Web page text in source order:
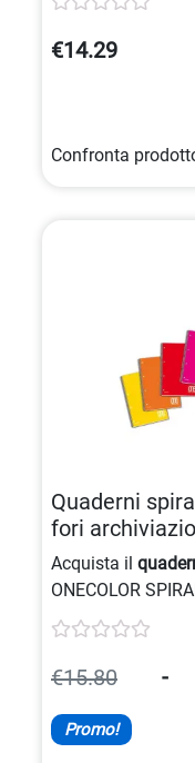
€14.29
Confronta
Quaderni
fori
Acquista il
ONECOLOR
quaderno maxi
microperforatura,
realizzato con
patinata
Formato A4
disegni.
€15.80 -
Promo!